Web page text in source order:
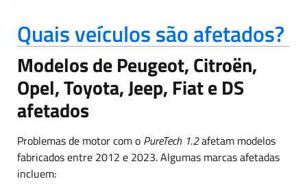
Quais veículos são afetados?
Modelos de Peugeot, Citroën,
Opel, Toyota, Jeep, Fiat e DS
afetados
Problemas de motor com o PureTech 1.2afetam modelos
fabricados entre 2012 e 2023. Algumas marcas afetadas
incluem: